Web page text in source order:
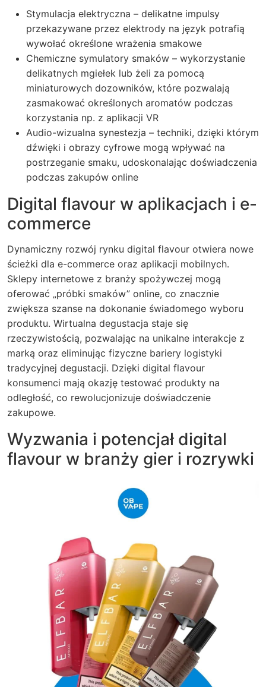
Stymulacja elektryczna – delikatne impulsy
przekazywane przez elektrody na język potrafią
wywołać określone wrażenia smakowe
Chemiczne symulatory smaków – wykorzystanie
delikatnych mgiełek lub żeli za pomocą
miniaturowych dozowników, które pozwalają
zasmakować określonych aromatów podczas
korzystania np. z aplikacji VR
Audio-wizualna synestezja – techniki, dzięki którym
dźwięki i obrazy cyfrowe mogą wpływać na
postrzeganie smaku, udoskonalając doświadczenia
podczas zakupów online
Digital flavour w aplikacjach i e-
commerce
Dynamiczny rozwój rynku digital flavour otwiera nowe
ścieżki dla e-commerce oraz aplikacji mobilnych.
Sklepy internetowe z branży spożywczej mogą
oferować „próbki smaków” online, co znacznie
zwiększa szanse na dokonanie świadomego wyboru
produktu. Wirtualna degustacja staje się
rzeczywistością, pozwalając na unikalne interakcje z
marką oraz eliminując fizyczne bariery logistyki
tradycyjnej degustacji. Dzięki digital flavour
konsumenci mają okazję testować produkty na
odległość, co rewolucjonizuje doświadczenie
zakupowe.
Wyzwania i potencjał digital
flavour w branży gier i rozrywki